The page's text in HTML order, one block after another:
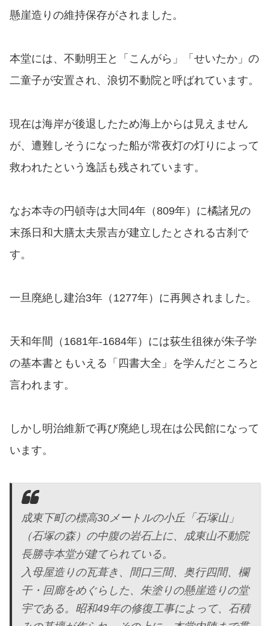
懸崖造りの維持保存がされました。
本堂には、不動明王と「こんがら」「せいたか」の
二童子が安置され、浪切不動院と呼ばれています。
現在は海岸が後退したため海上からは見えません
が、遭難しそうになった船が常夜灯の灯りによって
救われたという逸話も残されています。
なお本寺の円頓寺は大同4年（809年）に橘諸兄の
末孫日和大膳太夫景吉が建立したとされる古刹で
す。
一旦廃絶し建治3年（1277年）に再興されました。
天和年間（1681年-1684年）には荻生徂徠が朱子学
の基本書ともいえる「四書大全」を学んだところと
言われます。
しかし明治維新で再び廃絶し現在は公民館になって
います。
成東下町の標高30メートルの小丘「石塚山」
（石塚の森）の中腹の岩石上に、成東山不動院
長勝寺本堂が建てられている。
入母屋造りの瓦葺き、間口三間、奥行四間、欄
干・回廊をめぐらした、朱塗りの懸崖造りの堂
宇である。昭和49年の修復工事によって、石積